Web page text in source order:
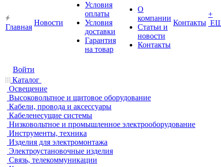
Главная
Новости
Условия
оплаты
Условия
доставки
Гарантия
на товар
О
компании
Статьи и
новости
Контакты
Контакты
+
Войти
Каталог
Освещение
Высоковольтное и щитовое оборудование
Кабели, провода и аксессуары
Кабеленесущие системы
Низковольтное и промышленное электрооборудование
Инструменты, техника
Изделия для электромонтажа
Электроустановочные изделия
Связь, телекоммуникации